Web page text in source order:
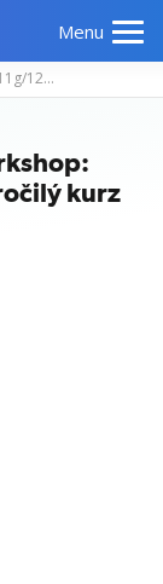
Menu
Oracle Database 11g/12c Workshop: Administrace databáze - pokročilý kurz
kurz